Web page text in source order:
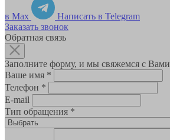
в Max
Написать в Telegram
Заказать звонок
Обратная связь
Заполните форму, и мы свяжемся с
Ваше имя *
Телефон *
E-mail
Тип обращения *